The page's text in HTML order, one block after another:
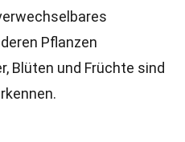
Pflanzen
Blüten und Früchte sind